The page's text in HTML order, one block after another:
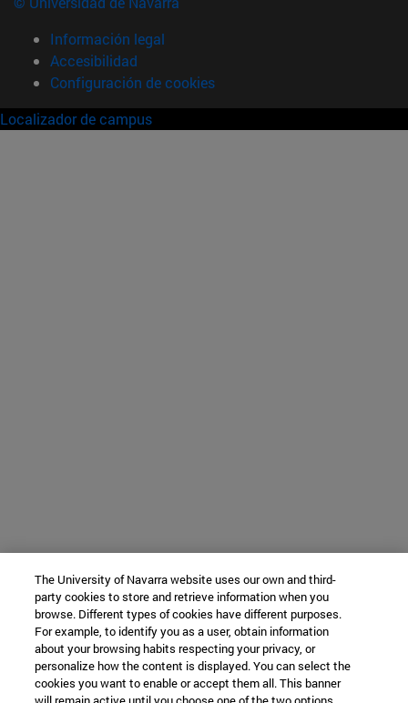
Información legal
Accesibilidad
Configuración de cookies
Localizador de campus
The University of Navarra website uses our own and third-
party cookies to store and retrieve information when you
browse. Different types of cookies have different purposes.
For example, to identify you as a user, obtain information
about your browsing habits respecting your privacy, or
personalize how the content is displayed. You can select the
cookies you want to enable or accept them all. This banner